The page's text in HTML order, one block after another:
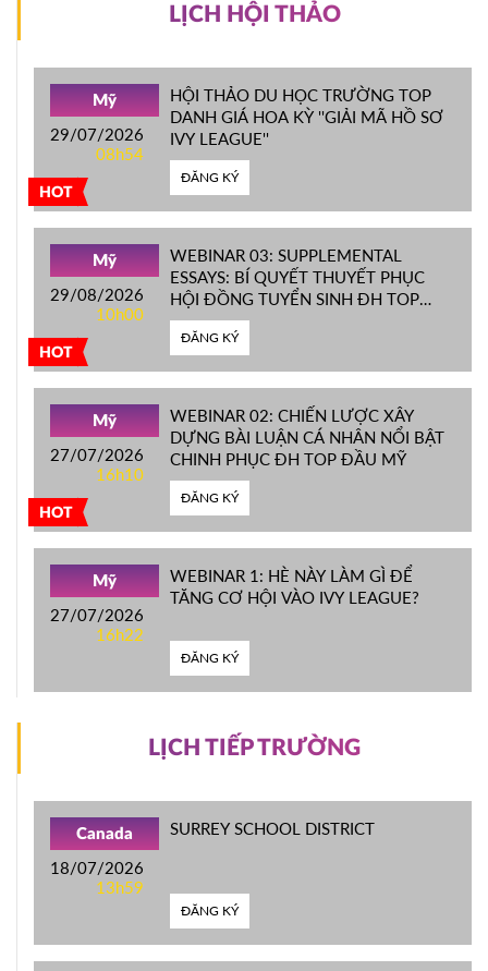
LỊCH HỘI THẢO
HOT
Mỹ
29/07/2026
08h54
HỘI THẢO DU HỌC TRƯỜNG TOP
DANH GIÁ HOA KỲ ''GIẢI MÃ HỒ SƠ
IVY LEAGUE''
ĐĂNG KÝ
HOT
Mỹ
29/08/2026
10h00
WEBINAR 03: SUPPLEMENTAL
ESSAYS: BÍ QUYẾT THUYẾT PHỤC
HỘI ĐỒNG TUYỂN SINH ĐH TOP
ĐẦU MỸ
ĐĂNG KÝ
HOT
Mỹ
27/07/2026
16h10
WEBINAR 02: CHIẾN LƯỢC XÂY
DỰNG BÀI LUẬN CÁ NHÂN NỔI BẬT
CHINH PHỤC ĐH TOP ĐẦU MỸ
ĐĂNG KÝ
Mỹ
27/07/2026
16h22
WEBINAR 1: HÈ NÀY LÀM GÌ ĐỂ
TĂNG CƠ HỘI VÀO IVY LEAGUE?
ĐĂNG KÝ
LỊCH TIẾP TRƯỜNG
Canada
18/07/2026
13h59
SURREY SCHOOL DISTRICT
ĐĂNG KÝ